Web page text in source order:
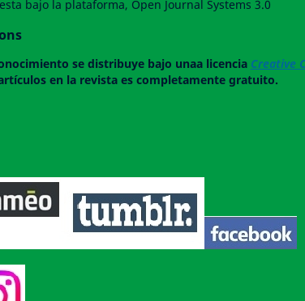
bajo la plataforma, Open Journal Systems 3.0
se distribuye bajo unaa licencia Creative
en la revista es completamente gratuito.